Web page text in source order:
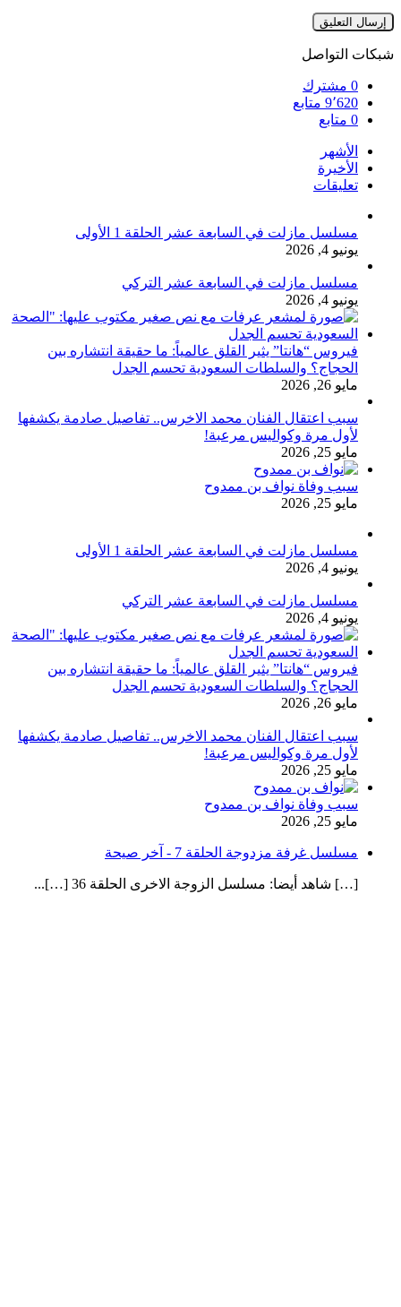
شبكات التواصل
0 مشترك
9٬620 متابع
0 متابع
الأشهر
الأخيرة
تعليقات
مسلسل مازلت في السابعة عشر الحلقة 1 الأولى
يونيو 4, 2026
مسلسل مازلت في السابعة عشر التركي
يونيو 4, 2026
فيروس “هانتا” يثير القلق عالمياً: ما حقيقة انتشاره بين
الحجاج؟ والسلطات السعودية تحسم الجدل
مايو 26, 2026
سبب اعتقال الفنان محمد الاخرس.. تفاصيل صادمة يكشفها
لأول مرة وكواليس مرعبة!
مايو 25, 2026
سبب وفاة نواف بن ممدوح
مايو 25, 2026
مسلسل مازلت في السابعة عشر الحلقة 1 الأولى
يونيو 4, 2026
مسلسل مازلت في السابعة عشر التركي
يونيو 4, 2026
فيروس “هانتا” يثير القلق عالمياً: ما حقيقة انتشاره بين
الحجاج؟ والسلطات السعودية تحسم الجدل
مايو 26, 2026
سبب اعتقال الفنان محمد الاخرس.. تفاصيل صادمة يكشفها
لأول مرة وكواليس مرعبة!
مايو 25, 2026
سبب وفاة نواف بن ممدوح
مايو 25, 2026
مسلسل غرفة مزدوجة الحلقة 7 - آخر صيحة
[…] شاهد أيضا: مسلسل الزوجة الاخرى الحلقة 36 […]...